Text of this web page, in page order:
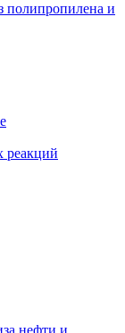
полипропилена и
реакций
нефти и